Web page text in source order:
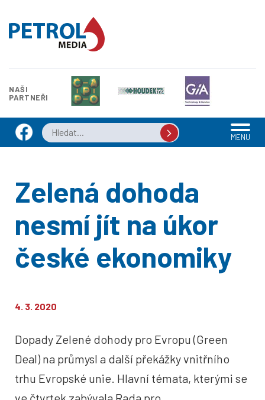
NAŠI
PARTNEŘI
MENU
Zelená dohoda
nesmí jít na úkor
české ekonomiky
4. 3. 2020
Dopady Zelené dohody pro Evropu (Green
Deal) na průmysl a další překážky vnitřního
trhu Evropské unie. Hlavní témata, kterými se